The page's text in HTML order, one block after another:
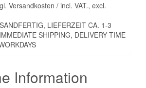
Versandkosten / incl. VAT., excl.
LIEFERZEIT CA. 1-3
SHIPPING, DELIVERY TIME
Information